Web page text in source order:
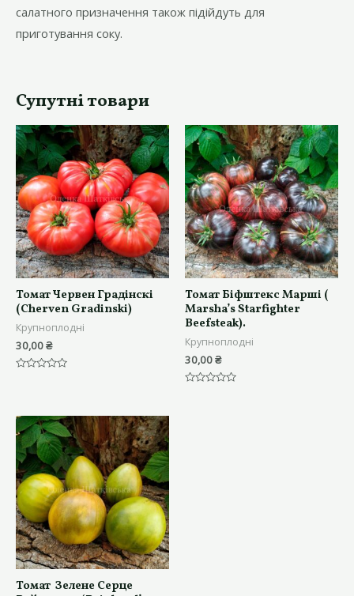
салатного призначення також підійдуть для
приготування соку.
Супутні товари
Томат Червен Градінскі
(Cherven Gradinski)
Крупноплодні
30,00₴
5
Томат Біфштекс Марші (
Marsha’s Starfighter
Beefsteak).
Крупноплодні
30,00₴
Томат Зелене Серце